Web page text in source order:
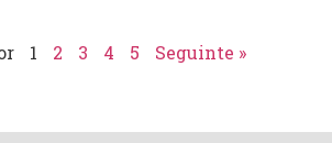
1 2 3 4 5 Seguinte »